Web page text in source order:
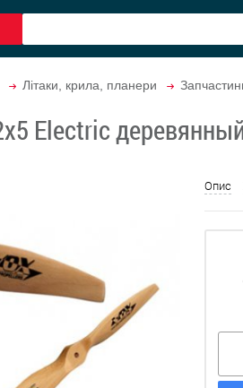
Літаки, крила, планери
Electric
Опис